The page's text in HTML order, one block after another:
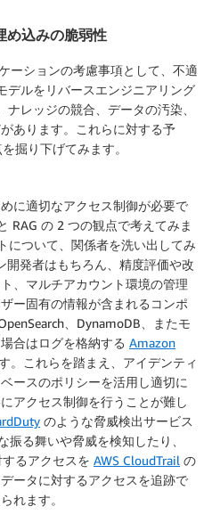
め込みの脆弱性
ーションの考慮事項として、不適
デルをリバースエンジニアリング
レッジの競合、データの汚染、
あります。これらに対する予
掘り下げてみます。
に適切なアクセス制御が必要で
RAG の 2 つの観点で考えてみま
について、関係者を洗い出してみ
開発者はもちろん、精度評価や改
、マルチアカウント環境の管理
ー固有の情報が含まれるコンポ
、DynamoDB、またモ
合はログを格納する Amazon
。これらを踏まえ、アイデンティ
ースのポリシーを活用し適切に
アクセス制御を行うことが難し
のような脅威検出サービス
振る舞いや脅威を検知したり、
るアクセスを AWS CloudTrail の
ータに対するアクセスを追跡で
れます。